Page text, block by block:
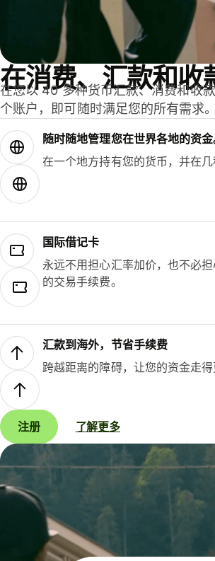
在消费、汇款和收
在您以 40 多种货币汇款、消费和收
个账户，即可随时满足您的所有需求。
随时随地管理您在世界各地的资金
在一个地方持有您的货币，并在几
国际借记卡
永远不用担心汇率加价，也不必
的交易手续费。
汇款到海外，节省手续费
跨越距离的障碍，让您的资金走得
注册 了解更多